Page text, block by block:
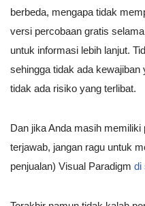
berbeda, mengapa tidak
versi percobaan gratis
untuk informasi lebih lanjut.
sehingga tidak ada
tidak ada risiko yang terlibat.
Dan jika Anda masih
terjawab, jangan ragu untuk
penjualan) Visual Paradigm di